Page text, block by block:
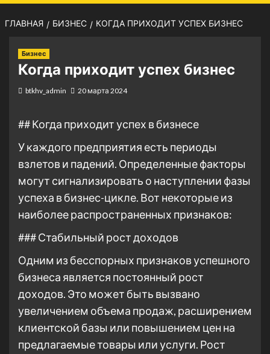
ГЛАВНАЯ БИЗНЕС КОГДА ПРИХОДИТ УСПЕХ БИЗНЕС
Бизнес
Когда приходит успех бизнес
btkhv_admin 20 марта 2024
## Когда приходит успех в бизнесе
У каждого предприятия есть периоды
взлетов и падений. Определенные факторы
могут сигнализировать о наступлении фазы
успеха в бизнес-цикле. Вот некоторые из
наиболее распространенных признаков:
### Стабильный рост доходов
Одним из бесспорных признаков успешного
бизнеса является постоянный рост
доходов. Это может быть вызвано
увеличением объема продаж, расширением
клиентской базы или повышением цен на
предлагаемые товары или услуги. Рост